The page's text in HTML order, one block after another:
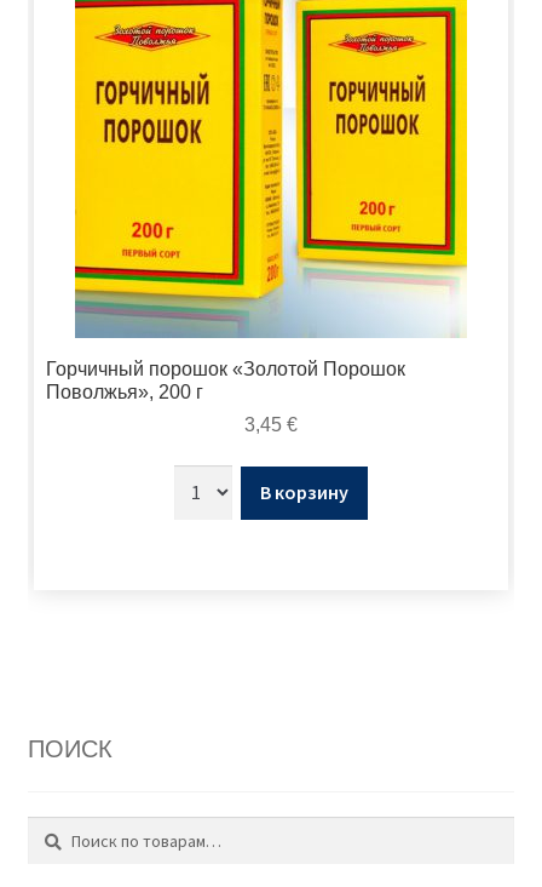
Горчичный порошок «Золотой Порошок
Поволжья», 200 г
3,45 €
В корзину
ПОИСК
Поиск